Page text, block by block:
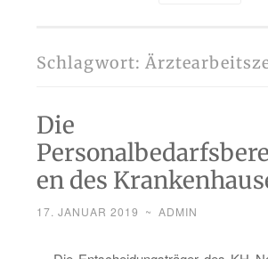
Schlagwort:
Die
en des
17. JANUAR 2019 ~ ADMIN